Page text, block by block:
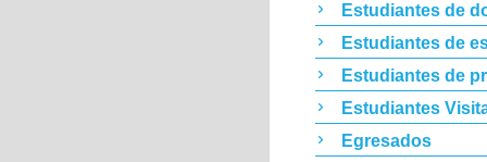
Estudiantes de
Estudiantes de
Estudiantes de
Estudiantes
Egresados